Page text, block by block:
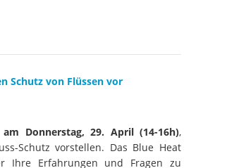
Schutz von Flüssen vor
Donnerstag, 29. April (14-16h),
Schutz vorstellen. Das Blue Heat
Ihre Erfahrungen und Fragen zu